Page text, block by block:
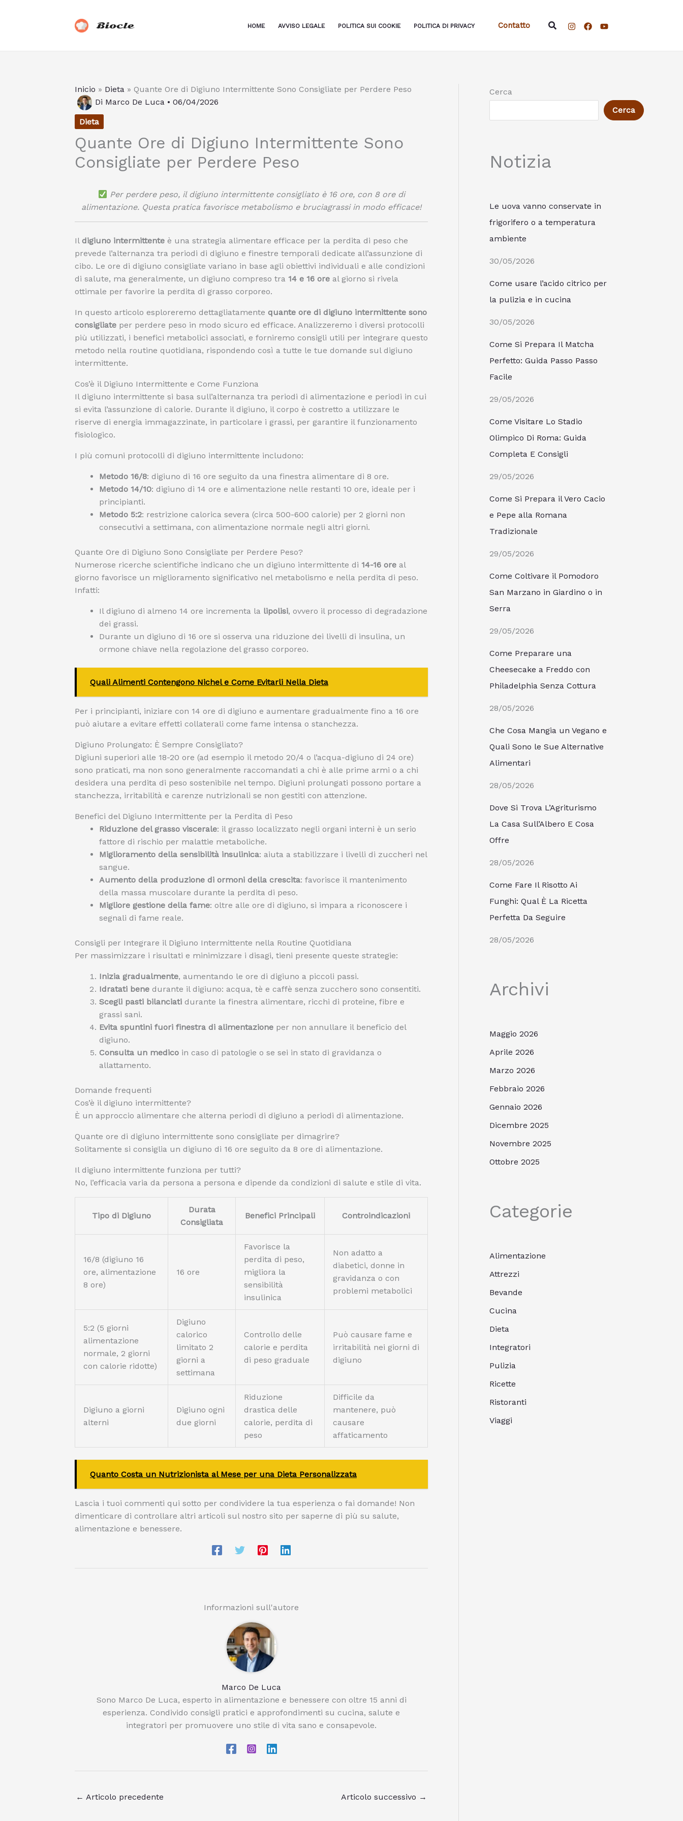
Biocle HOME AVVISO LEGALE POLITICA SUI COOKIE POLITICA DI PRIVACY Contatto Cerca
Inicio » Dieta » Quante Ore di Digiuno Intermittente Sono Consigliate per Perdere Peso
Di Marco De Luca • 06/04/2026
Dieta
Quante Ore di Digiuno Intermittente Sono
Consigliate per Perdere Peso
Per perdere peso, il digiuno intermittente consigliato è 16 ore, con 8 ore di
alimentazione. Questa pratica favorisce metabolismo e bruciagrassi in modo efficace!
Il digiuno intermittente è una strategia alimentare efficace per la perdita di peso che
prevede l’alternanza tra periodi di digiuno e finestre temporali dedicate all’assunzione di
cibo. Le ore di digiuno consigliate variano in base agli obiettivi individuali e alle condizioni
di salute, ma generalmente, un digiuno compreso tra 14 e 16 ore al giorno si rivela
ottimale per favorire la perdita di grasso corporeo.
In questo articolo esploreremo dettagliatamente quante ore di digiuno intermittente sono
consigliate per perdere peso in modo sicuro ed efficace. Analizzeremo i diversi protocolli
più utilizzati, i benefici metabolici associati, e forniremo consigli utili per integrare questo
metodo nella routine quotidiana, rispondendo così a tutte le tue domande sul digiuno
intermittente.
Cos’è il Digiuno Intermittente e Come Funziona
Il digiuno intermittente si basa sull’alternanza tra periodi di alimentazione e periodi in cui
si evita l’assunzione di calorie. Durante il digiuno, il corpo è costretto a utilizzare le
riserve di energia immagazzinate, in particolare i grassi, per garantire il funzionamento
fisiologico.
I più comuni protocolli di digiuno intermittente includono:
Metodo 16/8: digiuno di 16 ore seguito da una finestra alimentare di 8 ore.
Metodo 14/10: digiuno di 14 ore e alimentazione nelle restanti 10 ore, ideale per i
principianti.
Metodo 5:2: restrizione calorica severa (circa 500-600 calorie) per 2 giorni non
consecutivi a settimana, con alimentazione normale negli altri giorni.
Quante Ore di Digiuno Sono Consigliate per Perdere Peso?
Numerose ricerche scientifiche indicano che un digiuno intermittente di 14-16 ore al
giorno favorisce un miglioramento significativo nel metabolismo e nella perdita di peso.
Infatti:
Il digiuno di almeno 14 ore incrementa la lipolisi, ovvero il processo di degradazione
dei grassi.
Durante un digiuno di 16 ore si osserva una riduzione dei livelli di insulina, un
ormone chiave nella regolazione del grasso corporeo.
Quali Alimenti Contengono Nichel e Come Evitarli Nella Dieta
Per i principianti, iniziare con 14 ore di digiuno e aumentare gradualmente fino a 16 ore
può aiutare a evitare effetti collaterali come fame intensa o stanchezza.
Digiuno Prolungato: È Sempre Consigliato?
Digiuni superiori alle 18-20 ore (ad esempio il metodo 20/4 o l’acqua-digiuno di 24 ore)
sono praticati, ma non sono generalmente raccomandati a chi è alle prime armi o a chi
desidera una perdita di peso sostenibile nel tempo. Digiuni prolungati possono portare a
stanchezza, irritabilità e carenze nutrizionali se non gestiti con attenzione.
Benefici del Digiuno Intermittente per la Perdita di Peso
Riduzione del grasso viscerale: il grasso localizzato negli organi interni è un serio
fattore di rischio per malattie metaboliche.
Miglioramento della sensibilità insulinica: aiuta a stabilizzare i livelli di zuccheri nel
sangue.
Aumento della produzione di ormoni della crescita: favorisce il mantenimento
della massa muscolare durante la perdita di peso.
Migliore gestione della fame: oltre alle ore di digiuno, si impara a riconoscere i
segnali di fame reale.
Consigli per Integrare il Digiuno Intermittente nella Routine Quotidiana
Per massimizzare i risultati e minimizzare i disagi, tieni presente queste strategie:
Inizia gradualmente, aumentando le ore di digiuno a piccoli passi.
Idratati bene durante il digiuno: acqua, tè e caffè senza zucchero sono consentiti.
Scegli pasti bilanciati durante la finestra alimentare, ricchi di proteine, fibre e
grassi sani.
Evita spuntini fuori finestra di alimentazione per non annullare il beneficio del
digiuno.
Consulta un medico in caso di patologie o se sei in stato di gravidanza o
allattamento.
Domande frequenti
Cos’è il digiuno intermittente?
È un approccio alimentare che alterna periodi di digiuno a periodi di alimentazione.
Quante ore di digiuno intermittente sono consigliate per dimagrire?
Solitamente si consiglia un digiuno di 16 ore seguito da 8 ore di alimentazione.
Il digiuno intermittente funziona per tutti?
No, l’efficacia varia da persona a persona e dipende da condizioni di salute e stile di vita.
Tipo di Digiuno
Durata
Consigliata
Benefici Principali Controindicazioni
16/8 (digiuno 16
ore, alimentazione
8 ore)
16 ore
Favorisce la
perdita di peso,
migliora la
sensibilità
insulinica
Non adatto a
diabetici, donne in
gravidanza o con
problemi metabolici
5:2 (5 giorni
alimentazione
normale, 2 giorni
con calorie ridotte)
Digiuno
calorico
limitato 2
giorni a
settimana
Controllo delle
calorie e perdita
di peso graduale
Può causare fame e
irritabilità nei giorni di
digiuno
Digiuno a giorni
alterni
Digiuno ogni
due giorni
Riduzione
drastica delle
calorie, perdita di
peso
Difficile da
mantenere, può
causare
affaticamento
Quanto Costa un Nutrizionista al Mese per una Dieta Personalizzata
Lascia i tuoi commenti qui sotto per condividere la tua esperienza o fai domande! Non
dimenticare di controllare altri articoli sul nostro sito per saperne di più su salute,
alimentazione e benessere.
Informazioni sull'autore
Marco De Luca
Sono Marco De Luca, esperto in alimentazione e benessere con oltre 15 anni di
esperienza. Condivido consigli pratici e approfondimenti su cucina, salute e
integratori per promuovere uno stile di vita sano e consapevole.
← Articolo precedente Articolo successivo →
Cerca
Cerca
Notizia
Le uova vanno conservate in
frigorifero o a temperatura
ambiente
30/05/2026
Come usare l’acido citrico per
la pulizia e in cucina
30/05/2026
Come Si Prepara Il Matcha
Perfetto: Guida Passo Passo
Facile
29/05/2026
Come Visitare Lo Stadio
Olimpico Di Roma: Guida
Completa E Consigli
29/05/2026
Come Si Prepara il Vero Cacio
e Pepe alla Romana
Tradizionale
29/05/2026
Come Coltivare il Pomodoro
San Marzano in Giardino o in
Serra
29/05/2026
Come Preparare una
Cheesecake a Freddo con
Philadelphia Senza Cottura
28/05/2026
Che Cosa Mangia un Vegano e
Quali Sono le Sue Alternative
Alimentari
28/05/2026
Dove Si Trova L’Agriturismo
La Casa Sull’Albero E Cosa
Offre
28/05/2026
Come Fare Il Risotto Ai
Funghi: Qual È La Ricetta
Perfetta Da Seguire
28/05/2026
Archivi
Maggio 2026
Aprile 2026
Marzo 2026
Febbraio 2026
Gennaio 2026
Dicembre 2025
Novembre 2025
Ottobre 2025
Categorie
Alimentazione
Attrezzi
Bevande
Cucina
Dieta
Integratori
Pulizia
Ricette
Ristoranti
Viaggi